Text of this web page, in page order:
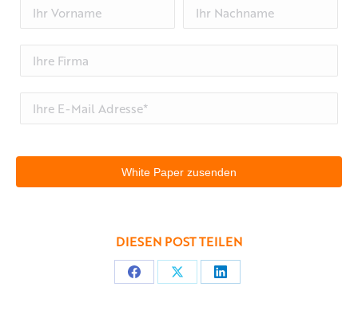
DIESEN POST TEILEN
Teilen Teilen Teilen